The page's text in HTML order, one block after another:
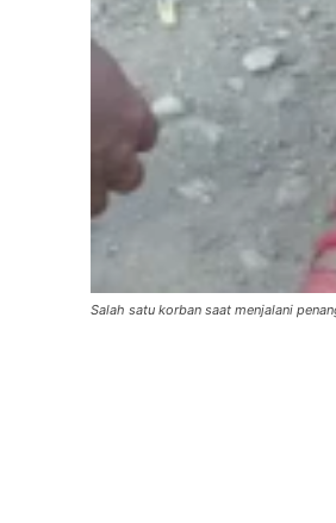
Salah satu korban saat menjalani